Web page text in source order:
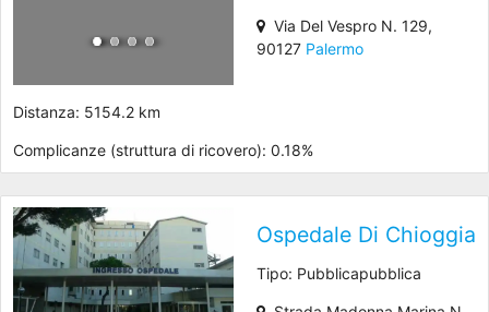
Via Del Vespro N. 129,
90127 Palermo
Distanza: 5154.2 km
Complicanze (struttura di ricovero): 0.18%
Ospedale Di Chioggia
Tipo: Pubblicapubblica